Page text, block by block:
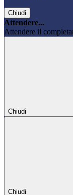
Chiudi
Attendere...
Attendere il
Chiudi
Chiudi